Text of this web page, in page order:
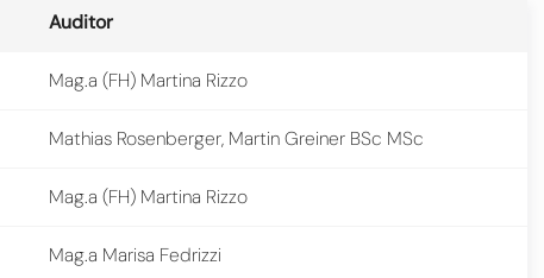
Auditor
Mag.a (FH) Martina Rizzo
Mathias Rosenberger, Martin Greiner BSc MSc
Mag.a (FH) Martina Rizzo
Mag.a Marisa Fedrizzi